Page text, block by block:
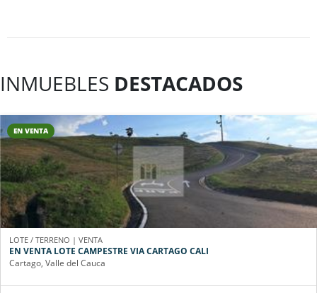
INMUEBLES DESTACADOS
EN VENTA
LOTE / TERRENO | VENTA
EN VENTA LOTE CAMPESTRE VIA CARTAGO CALI
Cartago, Valle del Cauca